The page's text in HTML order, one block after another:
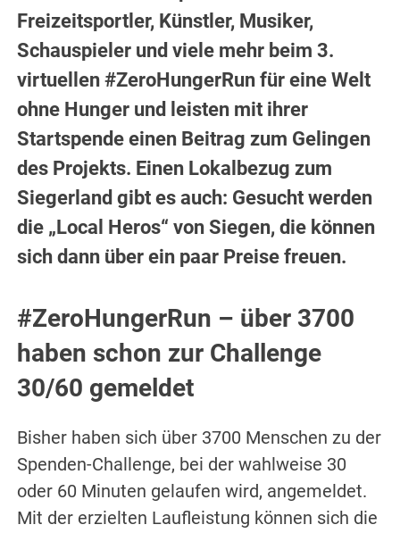
Freizeitsportler, Künstler, Musiker,
Schauspieler und viele mehr beim 3.
virtuellen #ZeroHungerRun für eine Welt
ohne Hunger und leisten mit ihrer
Startspende einen Beitrag zum Gelingen
des Projekts. Einen Lokalbezug zum
Siegerland gibt es auch: Gesucht werden
die „Local Heros“ von Siegen, die können
sich dann über ein paar Preise freuen.
#ZeroHungerRun – über 3700
haben schon zur Challenge
30/60 gemeldet
Bisher haben sich über 3700 Menschen zu der
Spenden-Challenge, bei der wahlweise 30
oder 60 Minuten gelaufen wird, angemeldet.
Mit der erzielten Laufleistung können sich die